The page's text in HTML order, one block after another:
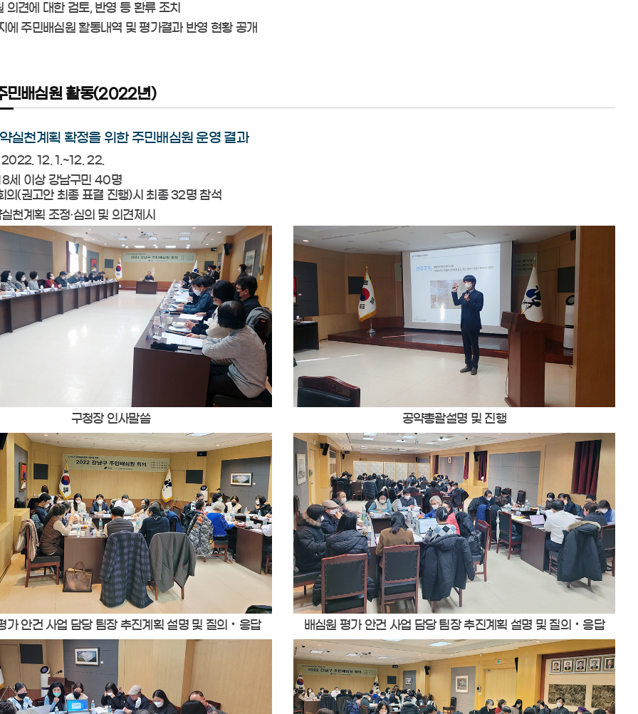
의견에 대한 검토, 반영 등 환류 조치
에 주민배심원 활동내역 및 평가결과 반영 현황 공개
민배심원 활동(2022년)
실천계획 확정을 위한 주민배심원 운영 결과
12. 1.~12. 22.
세 이상 강남구민 40명
(권고안 최종 표결 진행)시 최종 32명 참석
천계획 조정·심의 및 의견제시
구청장 인사말씀 공약총괄설명 및 진행
가 안건 사업 담당 팀장 추진계획 설명 및 질의‧응답 배심원 평가 안건 사업 담당 팀장 추진계획 설명 및 질의‧응답